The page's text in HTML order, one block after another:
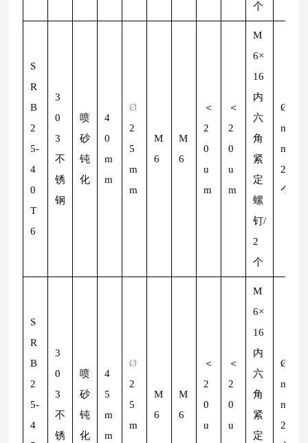
个
S
R
B
2
5-
4
0
T
6
3
0
3
不
锈
钢
喷
砂
钝
化
4
0
m
m
Ø
2
5
m
m
M
6
M
6
＜
2
0
u
m
＜
2
0
u
m
M
6×
16
内
六
角
紧
定
螺
钉/
2
个
Ø
m
m/
2
个
S
R
B
2
5-
4
3
0
3
不
锈
喷
砂
钝
化
4
5
m
m
Ø
2
5
m
M
6
M
6
＜
2
0
u
＜
2
0
u
M
6×
16
内
六
角
紧
定
Ø
m
m/
2